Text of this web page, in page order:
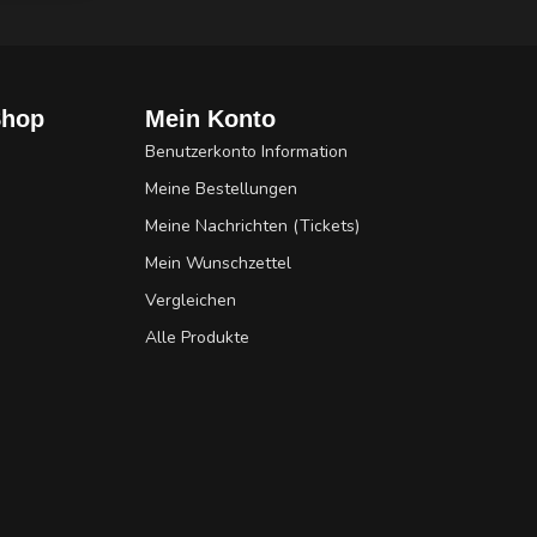
Mein Konto
Benutzerkonto Information
Meine Bestellungen
Meine Nachrichten (Tickets)
Mein Wunschzettel
Vergleichen
Alle Produkte